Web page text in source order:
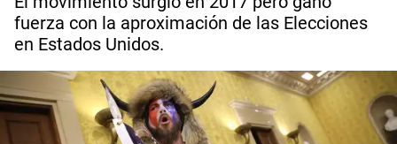
fuerza con la aproximación de las Elecciones
en Estados Unidos.